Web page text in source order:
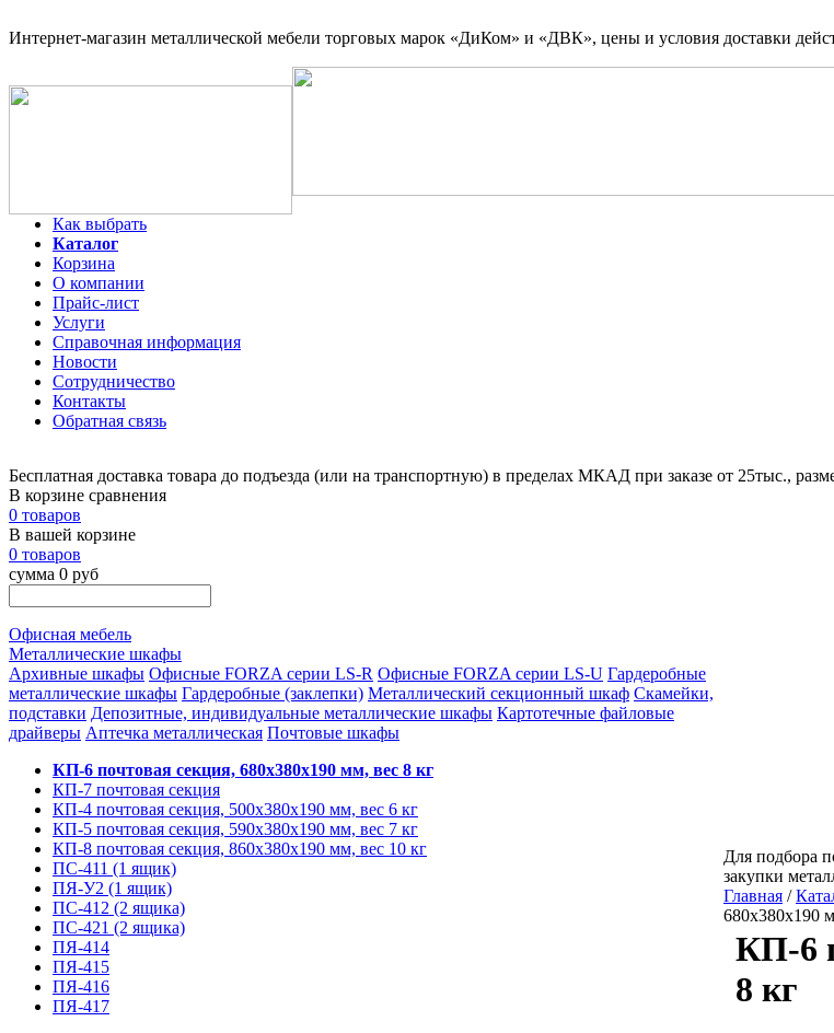
Интернет-магазин металлической мебели торговых марок «ДиКом» и «ДВК», цены и условия доставки
Как выбрать
Каталог
Корзина
О компании
Прайс-лист
Услуги
Справочная информация
Новости
Сотрудничество
Контакты
Обратная связь
Бесплатная доставка товара до подъезда (или на транспортную) в пределах МКАД при заказе от 25тыс.,
В корзине сравнения
0 товаров
В вашей корзине
0 товаров
сумма 0 руб
Офисная мебель
Металлические шкафы
Архивные шкафы Офисные FORZA серии LS-R Офисные FORZA серии LS-U Гардеробные
металлические шкафы Гардеробные (заклепки) Металлический секционный шкаф Скамейки,
подставки Депозитные, индивидуальные металлические шкафы Картотечные файловые
драйверы Аптечка металлическая Почтовые шкафы
КП-6 почтовая секция, 680х380х190 мм, вес 8 кг
КП-7 почтовая секция
КП-4 почтовая секция, 500х380х190 мм, вес 6 кг
КП-5 почтовая секция, 590х380х190 мм, вес 7 кг
КП-8 почтовая секция, 860х380х190 мм, вес 10 кг
ПС-411 (1 ящик)
ПЯ-У2 (1 ящик)
ПС-412 (2 ящика)
ПС-421 (2 ящика)
ПЯ-414
ПЯ-415
ПЯ-416
ПЯ-417
Для подбора
закупки
Главная /
680х380х190
КП-6
8 кг